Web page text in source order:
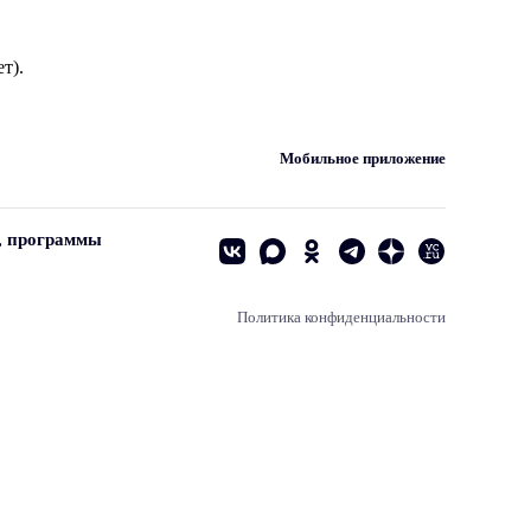
Мобильное приложение
программы
Политика конфиденциальности